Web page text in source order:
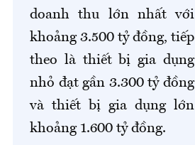
doanh thu lớn nhất với
khoảng 3.500 tỷ đồng, tiếp
theo là thiết bị gia dụng
nhỏ đạt gần 3.300 tỷ đồng
và thiết bị gia dụng lớn
khoảng 1.600 tỷ đồng.